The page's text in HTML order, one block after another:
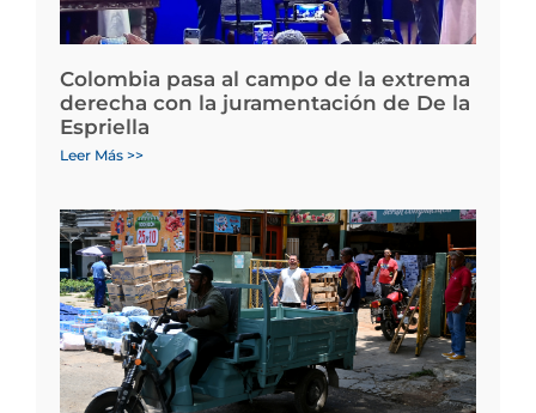
Colombia pasa al campo de la extrema
derecha con la juramentación de De la
Espriella
Leer Más >>